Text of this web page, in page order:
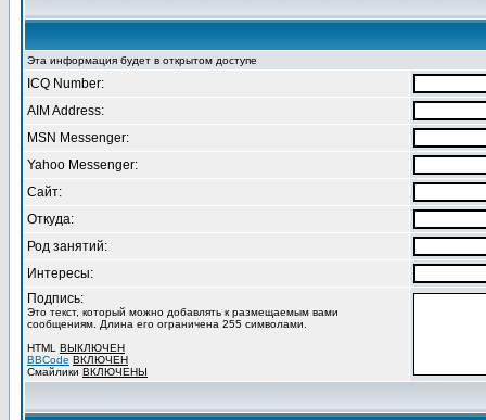
Эта информация будет в открытом доступе
ICQ Number:
AIM Address:
MSN Messenger:
Yahoo Messenger:
Сайт:
Откуда:
Род занятий:
Интересы:
Подпись:
Это текст, который можно добавлять к размещаемым вами
сообщениям. Длина его ограничена 255 символами.
HTML ВЫКЛЮЧЕН
BBCode ВКЛЮЧЕН
Смайлики ВКЛЮЧЕНЫ